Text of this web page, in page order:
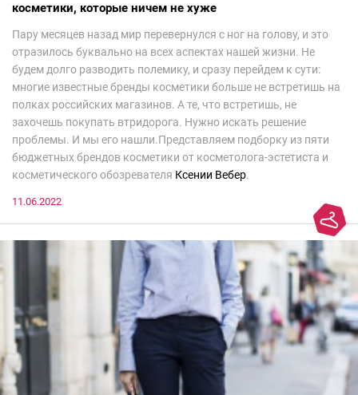
косметики, которые ничем не хуже
Пару месяцев назад мир перевернулся с ног на голову, и это
отразилось буквально на всех аспектах нашей жизни. Не
будем долго разводить полемику, и сразу перейдем к сути:
многие известные бренды косметики больше не встретишь на
полках российских магазинов. А те, что встретишь, не
захочешь покупать втридорога. Нужно искать решение
проблемы. И мы его нашли.Представляем подборку из пяти
бюджетных брендов косметики от косметолога-эстетиста и
косметического обозревателя Ксении Вебер.
11.06.2022